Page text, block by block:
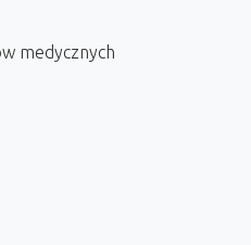
medycznych